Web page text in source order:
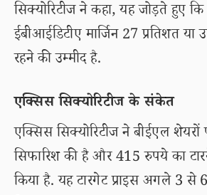
सिक्योरिटीज ने कहा, यह जोड़ते हुए
ईबीआईडिटीए मार्जिन 27 प्रतिशत
रहने की उम्मीद है.
एक्सिस सिक्योरिटीज के संकेत
एक्सिस सिक्योरिटीज ने बीईएल शेयरों
सिफारिश की है और 415 रुपये का
किया है. यह टारगेट प्राइस अगले 3 से 6